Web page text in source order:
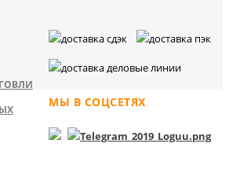
МЫ В СОЦСЕТЯХ